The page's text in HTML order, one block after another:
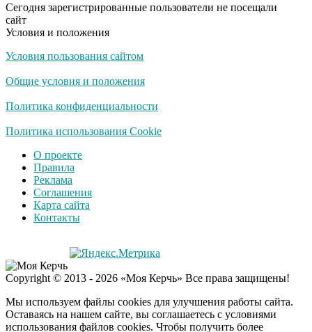
смеяться вы будете
Королева вагона
оставит равнодушным
Забывший о
Плющенко отправляет
Сегодня зарегистрированные пользователи не посещали
сайт
Условия и положения
Условия пользования сайтом
Общие условия и положения
Политика конфиденциальности
Политика использования Cookie
О проекте
Правила
Реклама
Соглашения
Карта сайта
Контакты
Copyright © 2013 - 2026 «Моя Керчь» Все права защищены!
Мы используем файлы cookies для улучшения работы сайта.
Оставаясь на нашем сайте, вы соглашаетесь с условиями
использования файлов cookies. Чтобы получить более